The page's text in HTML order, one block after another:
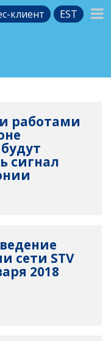
клиент EST
работами
сигнал
сети STV
2018